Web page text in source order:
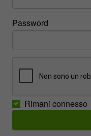
Password
Rimani connesso